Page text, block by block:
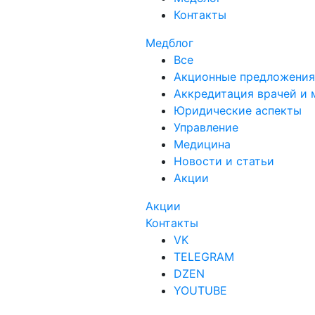
Контакты
Медблог
Все
Акционные предложения
Аккредитация врачей и
Юридические аспекты
Управление
Медицина
Новости и статьи
Акции
Акции
Контакты
VK
TELEGRAM
DZEN
YOUTUBE